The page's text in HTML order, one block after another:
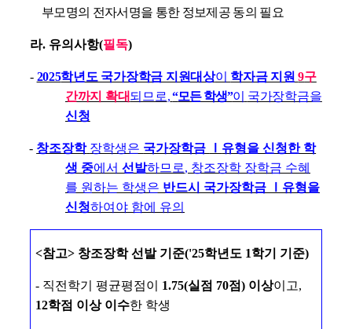
부모명의 전자서명을 통한 정보제공 동의 필요
라. 유의사항(필독)
- 2025학년도 국가장학금 지원대상이 학자금 지원9구
간까지 확대되므로,“모든 학생”이
국가장학금을
신청
- 창조장학 장학생은 국가장학금
유형을 신청한 학
생 중에서 선발하므로, 창조장학 장학금 수혜
를 원하는 학생은 반드시 국가장학금
유형을
신청하여야 함에 유의
<참고> 창조장학 선발 기준('25학년도 1학기 기준)
- 직전학기 평균평점이 1.75(실점 70점) 이상이고,
12학점 이상 이수한 학생